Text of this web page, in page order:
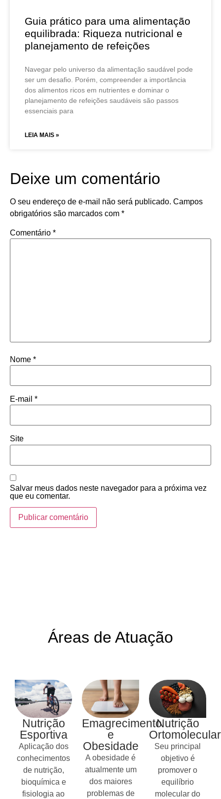
Guia prático para uma alimentação
equilibrada: Riqueza nutricional e
planejamento de refeições
Navegar pelo universo da alimentação saudável pode
ser um desafio. Porém, compreender a importância
dos alimentos ricos em nutrientes e dominar o
planejamento de refeições saudáveis são passos
essenciais para
LEIA MAIS »
Deixe um comentário
O seu endereço de e-mail não será publicado. Campos
obrigatórios são marcados com *
Comentário *
Nome *
E-mail *
Site
Salvar meus dados neste navegador para a próxima vez
que eu comentar.
Áreas de Atuação
Nutrição
Esportiva
Aplicação dos
conhecimentos
de nutrição,
bioquímica e
fisiologia ao
Emagrecimento
e
Obesidade
A obesidade é
atualmente um
dos maiores
problemas de
Nutrição
Ortomolecular
Seu principal
objetivo é
promover o
equilíbrio
molecular do